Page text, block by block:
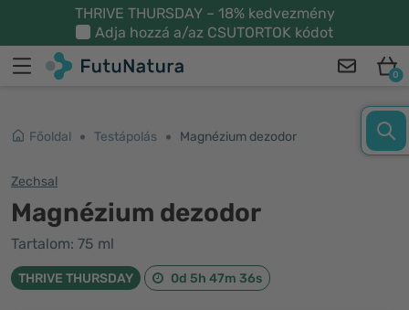
THRIVE THURSDAY – 18% kedvezmény
Adja hozzá a/az CSUTORTOK kódot
0
Főoldal Testápolás Magnézium dezodor
Zechsal
Magnézium dezodor
Tartalom: 75 ml
THRIVE THURSDAY 0d 5h 47m 36s